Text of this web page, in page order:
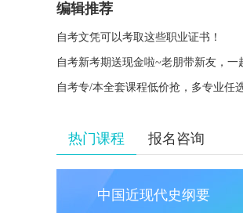
编辑推荐
自考文凭可以考取这些职业证书！
自考新考期送现金啦~老朋带新友，一
自考专/本全套课程低价抢，多专业任
热门课程 报名咨询
中国近现代史纲要